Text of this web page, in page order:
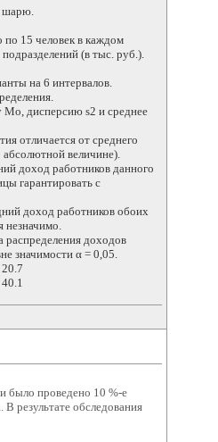
шарю.
по 15 человек в каждом
(в тыс. руб.).
на 6 интервалов.
Мо, дисперсию s2 и среднее
отличается от среднего
величине).
доход работников данного
гарантировать с
доход работников обоих
незначимо.
распределения доходов
значимости α = 0,05.
было проведено 10 %-е
результате обследования